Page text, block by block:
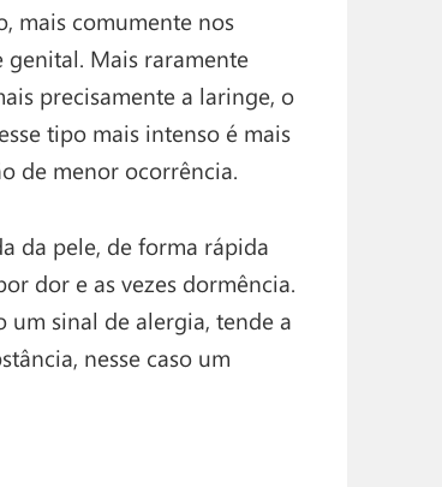
mais comumente nos
genital. Mais raramente
precisamente a laringe, o
tipo mais intenso é mais
de menor ocorrência.
da pele, de forma rápida
dor e as vezes dormência.
um sinal de alergia, tende a
nesse caso um